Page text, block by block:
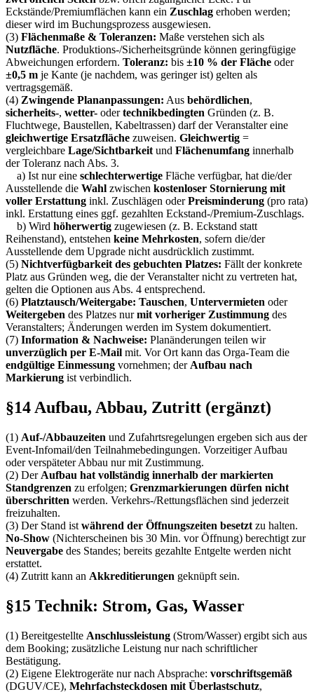
Eckstände/Premiumflächen kann ein Zuschlag erhoben werden;
dieser wird im Buchungsprozess ausgewiesen.
(3) Flächenmaße & Toleranzen: Maße verstehen sich als
Nutzfläche. Produktions-/Sicherheitsgründe können geringfügige
Abweichungen erfordern. Toleranz: bis ±10 % der Fläche oder
±0,5 m je Kante (je nachdem, was geringer ist) gelten als
vertragsgemäß.
(4) Zwingende Plananpassungen: Aus behördlichen,
sicherheits-, wetter- odertechnikbedingten Gründen (z. B.
Fluchtwege, Baustellen, Kabeltrassen) darf der Veranstalter eine
gleichwertige Ersatzfläche zuweisen. Gleichwertig =
vergleichbare Lage/Sichtbarkeit und Flächenumfang innerhalb
der Toleranz nach Abs. 3.
a) Ist nur eine schlechterwertige Fläche verfügbar, hat die/der
Ausstellende die Wahl zwischen kostenloser Stornierung mit
voller Erstattung inkl. Zuschlägen oderPreisminderung (pro rata)
inkl. Erstattung eines ggf. gezahlten Eckstand-/Premium-Zuschlags.
b) Wird höherwertig zugewiesen (z. B. Eckstand statt
Reihenstand), entstehen keine Mehrkosten, sofern die/der
Ausstellende dem Upgrade nicht ausdrücklich zustimmt.
(5) Nichtverfügbarkeit des gebuchten Platzes: Fällt der konkrete
Platz aus Gründen weg, die der Veranstalter nicht zu vertreten hat,
gelten die Optionen aus Abs. 4 entsprechend.
(6) Platztausch/Weitergabe: Tauschen, Untervermieten oder
Weitergeben des Platzes nurmit vorheriger Zustimmung des
Veranstalters; Änderungen werden im System dokumentiert.
(7) Information & Nachweise: Planänderungen teilen wir
unverzüglich per E-Mail mit. Vor Ort kann das Orga-Team die
endgültige Einmessung vornehmen; der Aufbau nach
Markierung ist verbindlich.
§14 Aufbau, Abbau, Zutritt (ergänzt)
(1) Auf-/Abbauzeiten und Zufahrtsregelungen ergeben sich aus der
Event-Infomail/den Teilnahmebedingungen. Vorzeitiger Aufbau
oder verspäteter Abbau nur mit Zustimmung.
(2) Der Aufbau hat vollständig innerhalb der markierten
Standgrenzen zu erfolgen; Grenzmarkierungen dürfen nicht
überschritten werden. Verkehrs-/Rettungsflächen sind jederzeit
freizuhalten.
(3) Der Stand ist während der Öffnungszeiten besetzt zu halten.
No-Show (Nichterscheinen bis 30 Min. vor Öffnung) berechtigt zur
Neuvergabe des Standes; bereits gezahlte Entgelte werden nicht
erstattet.
(4) Zutritt kann an Akkreditierungen geknüpft sein.
§15 Technik: Strom, Gas, Wasser
(1) Bereitgestellte Anschlussleistung (Strom/Wasser) ergibt sich aus
dem Booking; zusätzliche Leistung nur nach schriftlicher
Bestätigung.
(2) Eigene Elektrogeräte nur nach Absprache: vorschriftsgemäß
(DGUV/CE), Mehrfachsteckdosen mit Überlastschutz,